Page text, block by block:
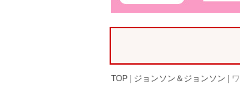
TOP ジョンソン＆ジョンソン